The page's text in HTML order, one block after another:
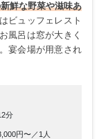
鮮な野菜や滋味あ
ビュッフェレスト
風呂は窓が大きく
宴会場が用意され
分
円〜／1人